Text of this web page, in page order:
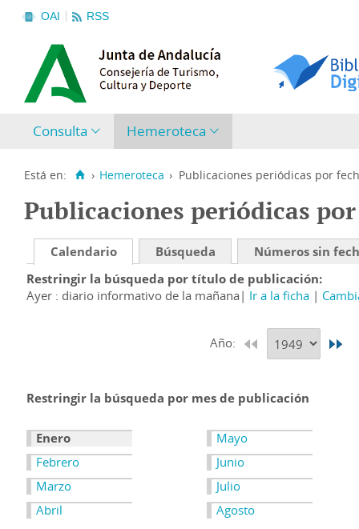
OAI RSS
Consulta Hemeroteca
Está en: › Hemeroteca › Publicaciones periódicas por
Publicaciones periódicas
Calendario Búsqueda
Números sin
Restringir la búsqueda por título de publicación
Ayer : diario informativo de la mañana
Ir a la ficha
Año:
Restringir la búsqueda por mes de publicación
Enero
Febrero
Marzo
Abril
Mayo
Junio
Julio
Agosto